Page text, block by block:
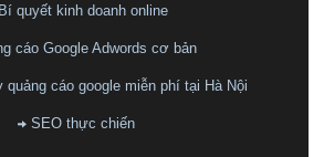
Bí quyết kinh doanh online
cáo Google Adwords cơ bản
quảng cáo google miễn phí tại Hà Nội
SEO thực chiến